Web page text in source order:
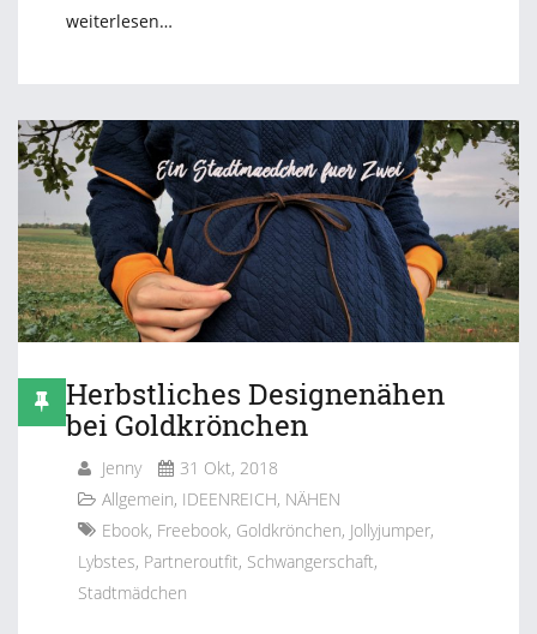
weiterlesen…
Herbstliches Designenähen
bei Goldkrönchen
Jenny
31 Okt, 2018
Allgemein, IDEENREICH, NÄHEN
Ebook, Freebook, Goldkrönchen, Jollyjumper,
Lybstes, Partneroutfit, Schwangerschaft,
Stadtmädchen